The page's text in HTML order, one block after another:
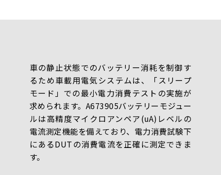
車の静止状態でのバッテリー消耗を制御す
るため車載用電気システムは、「スリープ
モード」での最小電力消費テストの実施が
求められます。A673905バッテリーモジュー
ルは高精度マイクロアンペア(uA)レベルの
電流測定機能を備えており、電力消費試験下
にあるDUTの消費電流を正確に測定できま
す。